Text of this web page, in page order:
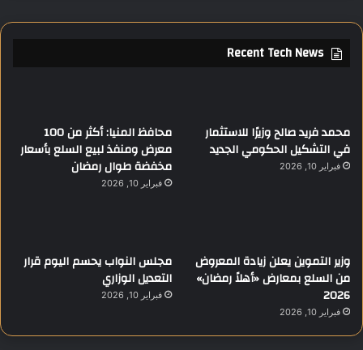
Recent Tech News
محمد فريد صالح وزيرًا للاستثمار
في التشكيل الحكومي الجديد
فبراير 10, 2026
محافظ المنيا: أكثر من 100
معرض ومنفذ لبيع السلع بأسعار
مخفضة طوال رمضان
فبراير 10, 2026
وزير التموين يعلن زيادة المعروض
من السلع بمعارض «أهلاً رمضان»
2026
فبراير 10, 2026
مجلس النواب يحسم اليوم قرار
التعديل الوزاري
فبراير 10, 2026